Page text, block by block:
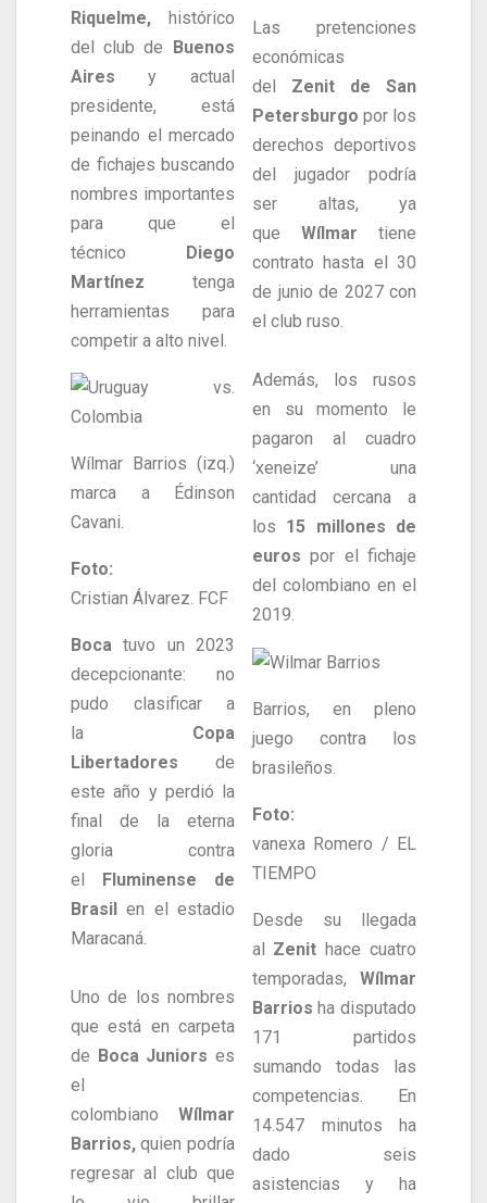
Riquelme, histórico
del club de Buenos
Aires y actual
presidente, está
peinando el mercado
de fichajes buscando
nombres importantes
para que el
técnico Diego
Martínez tenga
herramientas para
competir a alto nivel.
Wílmar Barrios (izq.)
marca a Édinson
Cavani.
Foto:
Cristian Álvarez. FCF
Boca tuvo un 2023
decepcionante: no
pudo clasificar a
la Copa
Libertadores de
este año y perdió la
final de la eterna
gloria contra
el Fluminense de
Brasil en el estadio
Maracaná.
Uno de los nombres
que está en carpeta
de Boca Juniors es
el
colombiano Wílmar
Barrios, quien podría
regresar al club que
Las pretenciones
económicas
del Zenit de San
Petersburgo por los
derechos deportivos
del jugador podría
ser altas, ya
que Wílmar tiene
contrato hasta el 30
de junio de 2027 con
el club ruso.
Además, los rusos
en su momento le
pagaron al cuadro
‘xeneize’ una
cantidad cercana a
los 15 millones de
euros por el fichaje
del colombiano en el
2019.
Barrios, en pleno
juego contra los
brasileños.
Foto:
vanexa Romero / EL
TIEMPO
Desde su llegada
al
Zenit hace cuatro
temporadas, Wílmar
Barrios ha disputado
171 partidos
sumando todas las
competencias. En
14.547 minutos ha
dado seis
asistencias y ha